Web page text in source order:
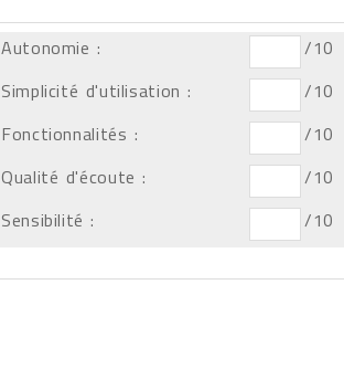
Autonomie :
/10
Simplicité d'utilisation :
/10
Fonctionnalités :
/10
Qualité d'écoute :
/10
Sensibilité :
/10